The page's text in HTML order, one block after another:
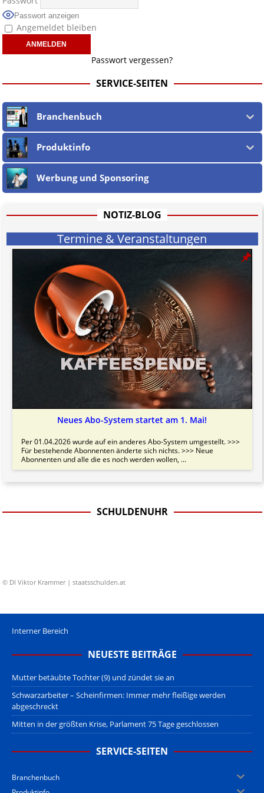
Wir sindnicht verantwortlich für die Offenlegung persönlicher
Daten beteiligter jur. wie phys. Personen
Webseiten, sowie in den URLs und deren Linktext.
Ebenso teilen wir nicht zwingend deren Ansichten, sondern machen die
Unschuldsvermutungfür alle jur. wie phys. Personen und alle
Vorwürfe gegen jene geltend. Dies gilt insbesondere für die eigene
Berichterstattung, welche nach demöst. Mediengesetz
wir als Nicht-Juristen dieses verstehen.
Wir stehen nicht in (ge)werblichen Zusammenhang mit uo. zu den
Betreibern der verlinkten Webseiten.
Etwaige Empfehlungen in diesem Bericht sind
keine Rechtsberatung!
Der Begriff "Abmahnanwalt" bezeichnet Juristen, welche überwiegend
u.o. ausschließlich von (meist ungerechtfertigten, überzogenen,
rechtlich fragwürdigen) Abmahnungen leben und soll keine
Herabwürdigung von Kanzleien darstellen, welche dies innerhalb
gesetzlich verankerter Regeln tun.
Jener Disclaimer soll sich nicht über gültiges Recht hinwegsetzen und
informativen Charakter.
Passwort anzeigen
Angemeldet bleiben
Passwort vergessen?
SERVICE-SEITEN
Branchenbuch
Produktinfo
Werbung und Sponsoring
NOTIZ-BLOG
Termine & Veranstaltungen
Neues Abo-System startet am 1. Mai!
Per 01.04.2026 wurde auf ein anderes Abo-System umgestellt. >>>
Für bestehende Abonnenten änderte sich nichts. >>> Neue
Abonnenten und alle die es noch werden wollen, ...
SCHULDENUHR
© DI Viktor Krammer | staatsschulden.at
Interner Bereich
NEUESTE BEITRÄGE
Mutter betäubte Tochter (9) und zündet sie an
Schwarzarbeiter – Scheinfirmen: Immer mehr fleißige werden
abgeschreckt
Mitten in der größten Krise, Parlament 75 Tage geschlossen
SERVICE-SEITEN
Branchenbuch